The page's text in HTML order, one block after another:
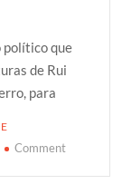
político que
de Rui
para
Commenton